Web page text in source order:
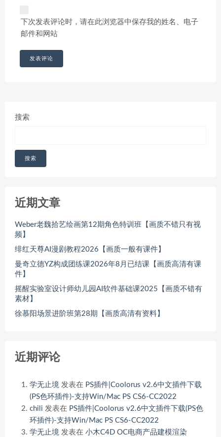
下次发表评论时，请在此浏览器中保存我的姓名、电子
邮件和网站
搜索
搜索
近期文章
Weber老魏拾艺绘画第12期角色特训班【画质不错只有视
频】
绯红天尊AI漫剧教程2026【画质一般有课件】
曼奇立德YZ构成团练课2026年8月已结课【画质高清有课
件】
摇醒实验室设计师幼儿园AI软件基础课2025【画质不错有
素材】
徐慕阳场景进阶班第28期【画质高清有资料】
近期评论
学无止境 发表在 PS插件|Coolorus v2.6中文插件下载
(PS色环插件)-支持Win/Mac PS CS6-CC2022
chili 发表在 PS插件|Coolorus v2.6中文插件下载(PS色
环插件)-支持Win/Mac PS CS6-CC2022
学无止境 发表在 小木C4D OC电商产品建模渲染